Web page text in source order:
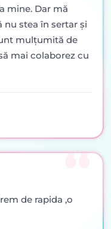
mine. Dar mă
nu stea în sertar şi
mulţumită de
mai colaborez cu
de rapida ,o